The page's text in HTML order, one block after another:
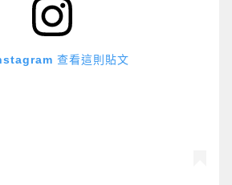
查看這則貼文